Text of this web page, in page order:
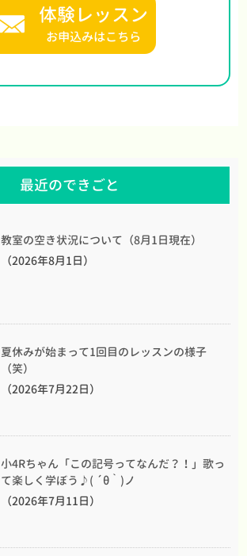
体験レッスン
お申込みはこちら
最近のできごと
教室の空き状況について（8月1日現在）
（2026年8月1日）
夏休みが始まって1回目のレッスンの様子
（笑）
（2026年7月22日）
小4Rちゃん「この記号ってなんだ？！」歌っ
て楽しく学ぼう♪( ´θ｀)ノ
（2026年7月11日）